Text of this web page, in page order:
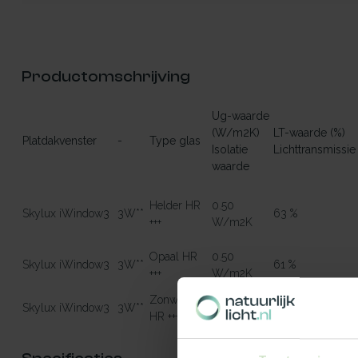
Productomschrijving
Platdakvenster - Type glas
Ug-waarde
(W/m2K)
Isolatie
waarde
LT-waarde (%)
Lichttransmissie
Skylux iWindow3 3W**
Helder HR
+++
0.50
W/m2K
63 %
Skylux iWindow3 3W**
Opaal HR
+++
0.50
W/m2K
61 %
Skylux iWindow3 3W**
Zonwerend
HR +++
0.50
W/m2K
46 %